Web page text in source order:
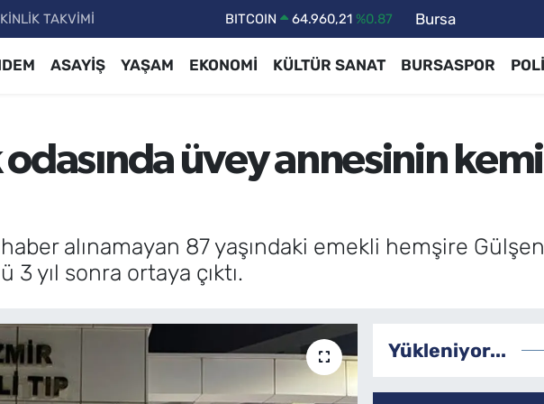
TAKVİMİ DOLAR 47,7436 %0.18
BİST100
13.779 %-14
BITCOIN
Bursa
ASAYİŞ YAŞAM EKONOMİ KÜLTÜR SANAT BURSASPOR
odasında üvey annesinin
haber alınamayan 87 yaşındaki emekli hemşire
3 yıl sonra ortaya çıktı.
Yükleniyor...